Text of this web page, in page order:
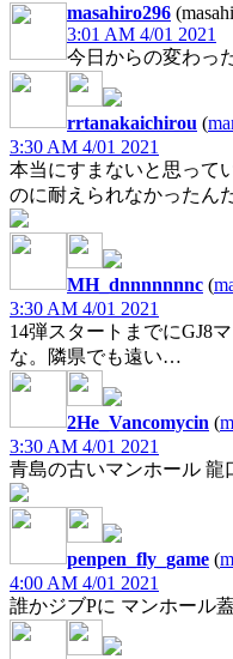
masahiro296
3:01 AM 4/01 2021
今日からの変わっ
rrtanakaichirou (
3:30 AM 4/01 2021
本当にすまないと思って
のに耐えられなかったん
MH_dnnnnnnnc (
3:30 AM 4/01 2021
14弾スタートまでにGJ8
な。隣県でも遠い…
2He_Vancomycin (
3:30 AM 4/01 2021
青島の古いマンホール 龍
penpen_fly_game (
4:00 AM 4/01 2021
誰かジブPに マンホール